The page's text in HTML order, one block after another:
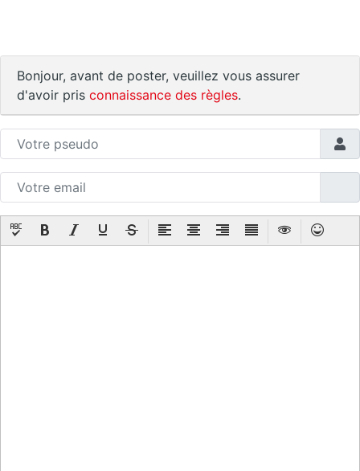
Bonjour, avant de poster, veuillez vous assurer
d'avoir pris connaissance des règles.